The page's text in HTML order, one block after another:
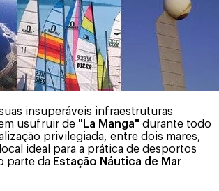
insuperáveis infraestruturas
usufruir de "La Manga" durante todo
privilegiada, entre dois mares,
ideal para a prática de desportos
parte da Estação Náutica de Mar